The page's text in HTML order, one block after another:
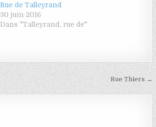
Rue de Talleyrand
30 juin 2016
Dans "Talleyrand, rue de"
Rue Thiers →